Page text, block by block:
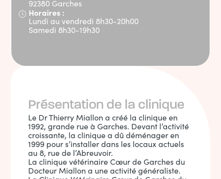
92380 Garches
Horaires :
Lundi au vendredi 8h30-20h00
Samedi 8h30-19h30
Présentation de la clinique
Le Dr Thierry Miallon a créé la clinique en
1992, grande rue à Garches. Devant l’activité
croissante, la clinique a dû déménager en
1999 pour s’installer dans les locaux actuels
au 8, rue de l’Abreuvoir.
La clinique vétérinaire Cœur de Garches du
Docteur Miallon a une activité généraliste.